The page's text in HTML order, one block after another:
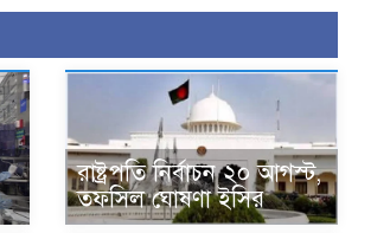
রাষ্ট্রপতি নির্বাচন ২০ আগস্ট,
তফসিল ঘোষণা ইসির